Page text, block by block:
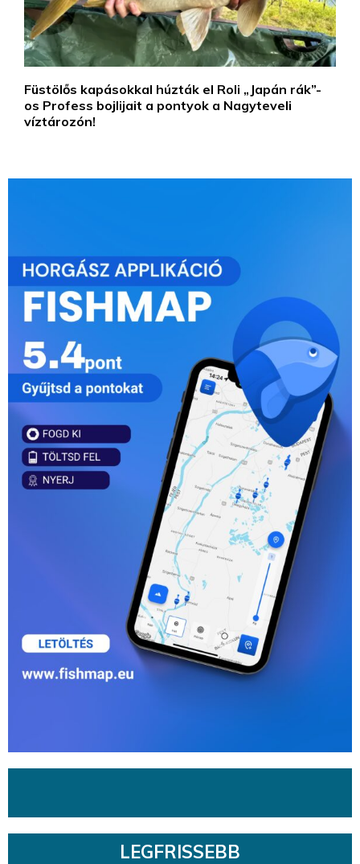
Füstölős kapásokkal húzták el Roli „Japán rák”-
os Profess bojlijait a pontyok a Nagyteveli
víztározón!
LEGFRISSEBB